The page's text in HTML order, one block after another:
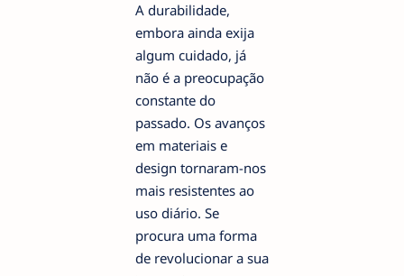
A durabilidade,
embora ainda exija
algum cuidado, já
não é a preocupação
constante do
passado. Os avanços
em materiais e
design tornaram-nos
mais resistentes ao
uso diário. Se
procura uma forma
de revolucionar a sua